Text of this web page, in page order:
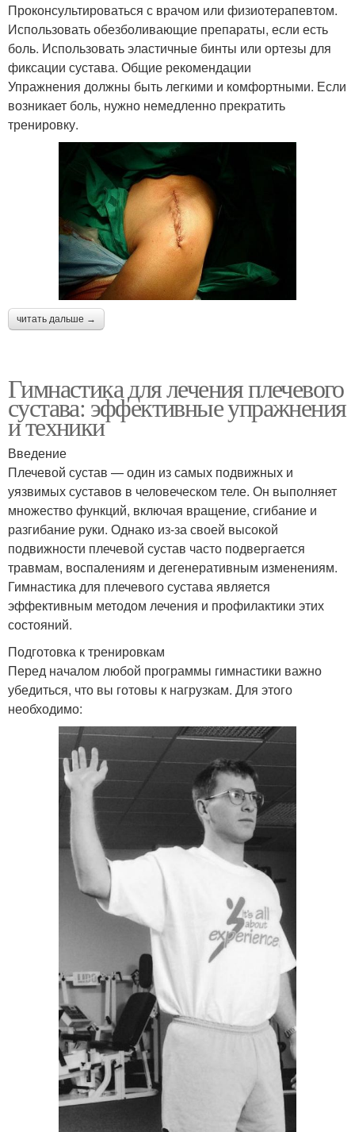
Проконсультироваться с врачом или физиотерапевтом.
Использовать обезболивающие препараты, если есть
боль. Использовать эластичные бинты или ортезы для
фиксации сустава. Общие рекомендации
Упражнения должны быть легкими и комфортными. Если
возникает боль, нужно немедленно прекратить
тренировку.
читать дальше →
Гимнастика для лечения плечевого
сустава: эффективные упражнения
и техники
Введение
Плечевой сустав — один из самых подвижных и
уязвимых суставов в человеческом теле. Он выполняет
множество функций, включая вращение, сгибание и
разгибание руки. Однако из-за своей высокой
подвижности плечевой сустав часто подвергается
травмам, воспалениям и дегенеративным изменениям.
Гимнастика для плечевого сустава является
эффективным методом лечения и профилактики этих
состояний.
Подготовка к тренировкам
Перед началом любой программы гимнастики важно
убедиться, что вы готовы к нагрузкам. Для этого
необходимо: